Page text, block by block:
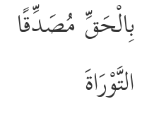
مُصَدِّقًا